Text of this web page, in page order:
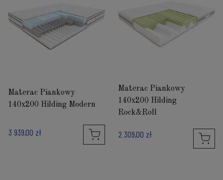
Materac Piankowy
140x200 Hilding Modern
3 939,00 zł
Materac Piankowy
140x200 Hilding
Rock&Roll
2 309,00 zł